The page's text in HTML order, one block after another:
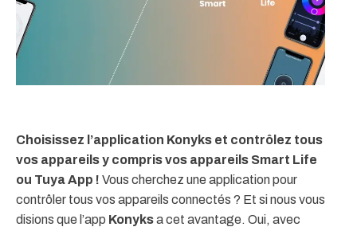
Choisissez l’application Konyks et contrôlez tous
vos appareils y compris vos appareils Smart Life
ou Tuya App ! Vous cherchez une application pour
contrôler tous vos appareils connectés ? Et si nous vous
disions que l’app Konyksa cet avantage. Oui, avec